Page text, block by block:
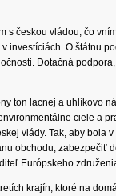
s českou vládou, čo
investíciách. O štátnu
Dotačná
ton lacnej a uhlíkovo
ciele a
vlády. Tak, aby bola
obchodu, zabezpečiť
Európskeho
krajín, ktoré na